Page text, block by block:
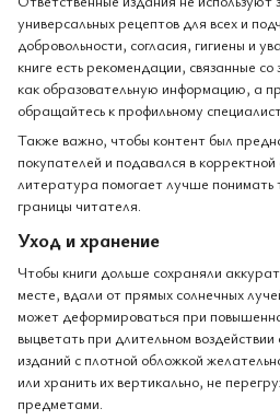
универсальных рецептов для всех и
добровольности, согласия, гигиены и
книге есть рекомендации, связанные
как образовательную информацию, а
обращайтесь к профильному
Также важно, чтобы контент был
покупателей и подавался в
литература помогает лучше
границы читателя.
Уход и хранение
Чтобы книги дольше сохраняли
месте, вдали от прямых солнечных
может деформироваться при
выцветать при длительном
изданий с плотной обложкой
или хранить их вертикально, не
предметами.